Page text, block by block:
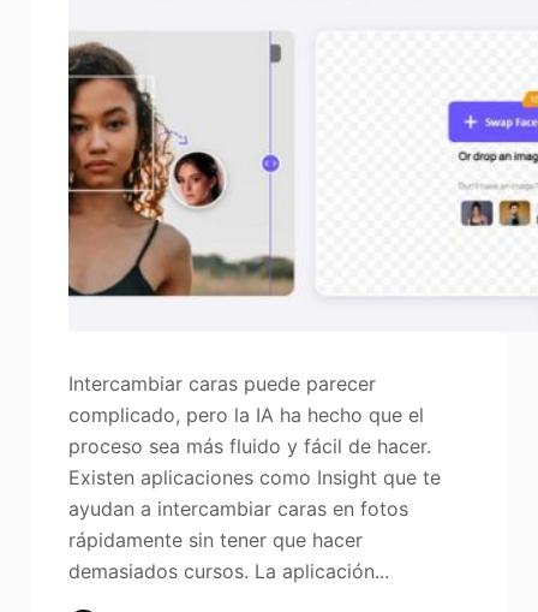
Intercambiar caras puede parecer
complicado, pero la IA ha hecho que el
proceso sea más fluido y fácil de hacer.
Existen aplicaciones como Insight que te
ayudan a intercambiar caras en fotos
rápidamente sin tener que hacer
demasiados cursos. La aplicación...